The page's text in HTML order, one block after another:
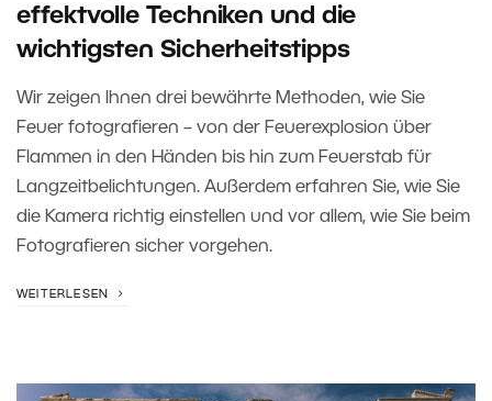
effektvolle Techniken und die
wichtigsten Sicherheitstipps
Wir zeigen Ihnen drei bewährte Methoden, wie Sie
Feuer fotografieren – von der Feuerexplosion über
Flammen in den Händen bis hin zum Feuerstab für
Langzeitbelichtungen. Außerdem erfahren Sie, wie Sie
die Kamera richtig einstellen und vor allem, wie Sie beim
Fotografieren sicher vorgehen.
WEITERLESEN